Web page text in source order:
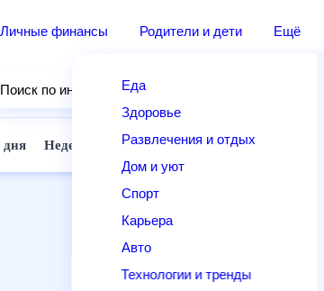
Личные финансы Родители и дети Ещё
Еда
Здоровье
Развлечения и отдых
Дом и уют
Спорт
Карьера
Авто
Технологии и тренды
Поиск по интернету
3 дня Неделя 10 дней 14 дней